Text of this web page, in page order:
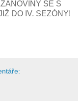
SE S
DO IV. SEZÓNY!